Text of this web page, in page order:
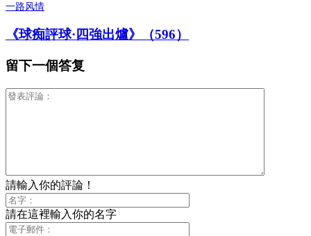
一路风情
《球痴評球·四強出爐》（596）
留下一個答复
請輸入你的評論！
請在這裡輸入你的名字